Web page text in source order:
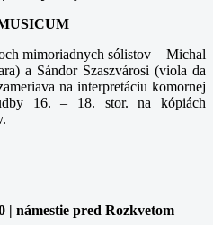
mimoriadnych sólistov – Michal
a Sándor Szaszvárosi (viola da
na interpretáciu komornej
16. – 18. stor. na kópiách
| námestie pred Rozkvetom